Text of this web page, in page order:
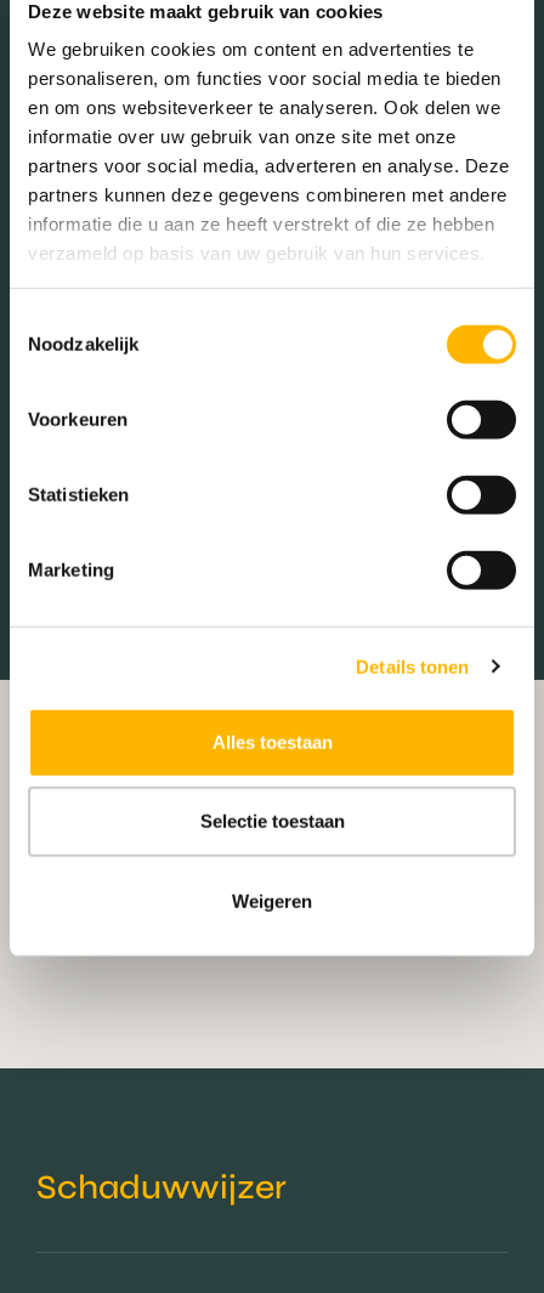
Deze website maakt gebruik van cookies
We gebruiken cookies om content en advertenties te
personaliseren, om functies voor social media te bieden
en om ons websiteverkeer te analyseren. Ook delen we
informatie over uw gebruik van onze site met onze
partners voor social media, adverteren en analyse. Deze
partners kunnen deze gegevens combineren met andere
informatie die u aan ze heeft verstrekt of die ze hebben
verzameld op basis van uw gebruik van hun services.
Noodzakelijk
Voorkeuren
Statistieken
Marketing
Details tonen
Alles toestaan
Selectie toestaan
Weigeren
In de buurt
Banken
Busstations Café
Stadhuis Luchthaven
Parken
Tankstations
Winkelcentrum
Schaduwwijzer